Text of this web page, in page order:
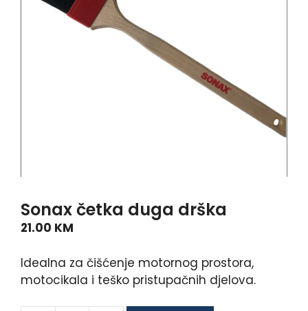
Sonax četka duga drška
21.00 KM
Idealna za čišćenje motornog prostora,
motocikala i teško pristupačnih djelova.